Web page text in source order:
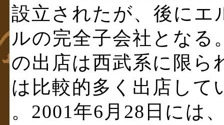
設立されたが、後にエ
ルの完全子会社となる
の出店は西武系に限ら
は比較的多く出店して
。2001年6月28日には